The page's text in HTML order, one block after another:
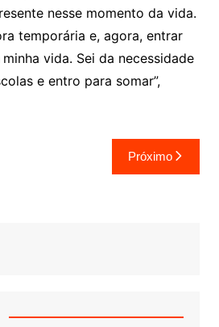
nesse momento da vida.
temporária e, agora, entrar
vida. Sei da necessidade
e entro para somar”,
Próximo